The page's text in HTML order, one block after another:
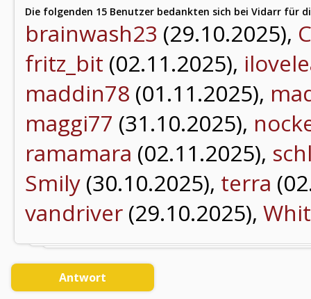
Die folgenden 15 Benutzer bedankten sich bei Vidarr für
brainwash23 (29.10.2025),
fritz_bit (02.11.2025),
maddin78 (01.11.2025),
maggi77 (31.10.2025),
ramamara (02.11.2025),
Smily (30.10.2025), terra
vandriver (29.10.2025),
Antwort